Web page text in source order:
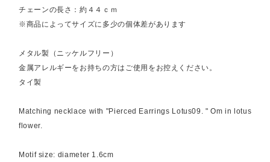
チェーンの長さ：約４４ｃｍ
※商品によってサイズに多少の個体差があります
メタル製（ニッケルフリー）
金属アレルギーをお持ちの方はご使用をお控えください。
タイ製
Matching necklace with "Pierced Earrings Lotus09. " Om in lotus
flower.
Motif size: diameter 1.6cm